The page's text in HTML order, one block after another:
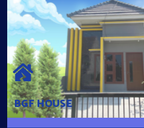
BGF HOUSE
BGF HOUSE
Hunian Mewah Pusat Kota dengan fasilitas
Parkir Mobil dengan 3 Kamar Tidur dan 2